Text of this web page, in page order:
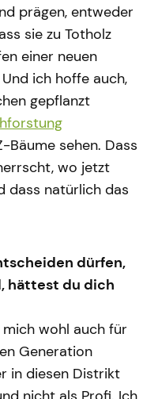
prägen, entweder
sie zu Totholz
einer neuen
ich hoffe auch,
gepflanzt
sehen. Dass
wo jetzt
dass natürlich das
dürfen,
hättest du dich
wohl auch für
Generation
in diesen Distrikt